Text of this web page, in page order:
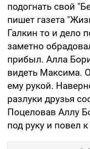
подогнать свой
пишет газета
Галкин то и дело
заметно
прибыл. Алла
видеть Максима.
ему рукой.
разлуки друзья
Поцеловав Аллу
под руку и повел